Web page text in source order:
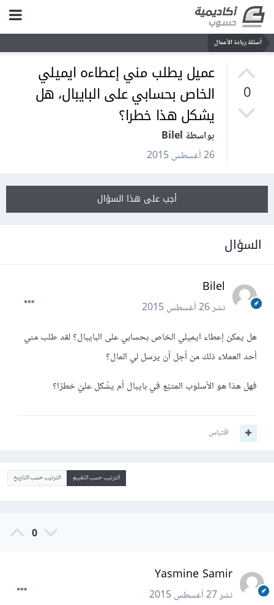
أسئلة ريادة الأعمال
0
عميل يطلب مني إعطاءه ايميلي
الخاص بحسابي على البايبال، هل
يشكل هذا خطرا؟
بواسطة Bilel
26 أغسطس 2015
أجب على هذا السؤال
السؤال
Bilel
نشر26 أغسطس 2015
هل يمكن إعطاء ايميلي الخاص بحسابي على البايبال؟ لقد طلب مني
أحد العملاء ذلك من أجل أن يرسل لي المال؟
فهل هذا هو الأسلوب المتبّع في بايبال أم يشّكل عليّ خطرًا؟
اقتباس
الترتيب حسب التقييم الترتيب حسب التاريخ
0
Yasmine Samir
نشر27 أغسطس 2015